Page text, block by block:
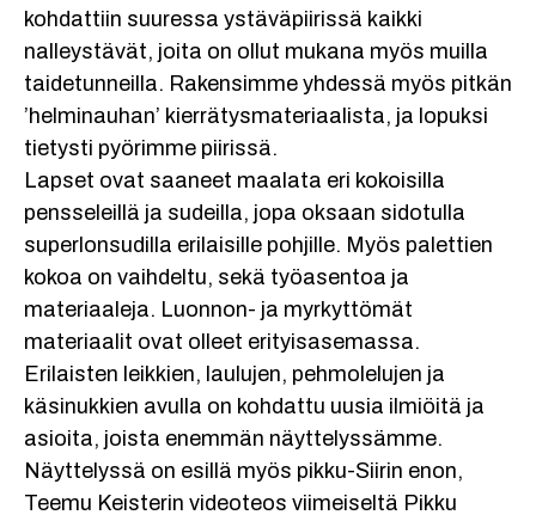
kohdattiin suuressa ystäväpiirissä kaikki
nalleystävät, joita on ollut mukana myös muilla
taidetunneilla. Rakensimme yhdessä myös pitkän
’helminauhan’ kierrätysmateriaalista, ja lopuksi
tietysti pyörimme piirissä.
Lapset ovat saaneet maalata eri kokoisilla
pensseleillä ja sudeilla, jopa oksaan sidotulla
superlonsudilla erilaisille pohjille. Myös palettien
kokoa on vaihdeltu, sekä työasentoa ja
materiaaleja. Luonnon- ja myrkyttömät
materiaalit ovat olleet erityisasemassa.
Erilaisten leikkien, laulujen, pehmolelujen ja
käsinukkien avulla on kohdattu uusia ilmiöitä ja
asioita, joista enemmän näyttelyssämme.
Näyttelyssä on esillä myös pikku-Siirin enon,
Teemu Keisterin videoteos viimeiseltä Pikku